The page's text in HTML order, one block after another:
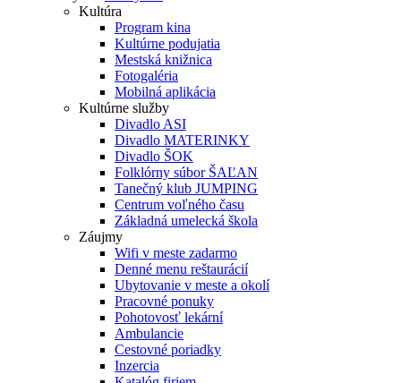
Kultúra
Program kina
Kultúrne podujatia
Mestská knižnica
Fotogaléria
Mobilná aplikácia
Kultúrne služby
Divadlo ASI
Divadlo MATERINKY
Divadlo ŠOK
Folklórny súbor ŠAĽAN
Tanečný klub JUMPING
Centrum voľného času
Základná umelecká škola
Záujmy
Wifi v meste zadarmo
Denné menu reštaurácií
Ubytovanie v meste a okolí
Pracovné ponuky
Pohotovosť lekární
Ambulancie
Cestovné poriadky
Inzercia